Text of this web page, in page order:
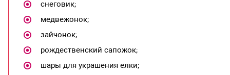
снеговик;
медвежонок;
зайчонок;
рождественский сапожок;
шары для украшения елки;